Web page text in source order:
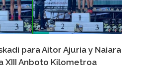
para Aitor Ajuria y Naiara
XIII Anboto Kilometroa